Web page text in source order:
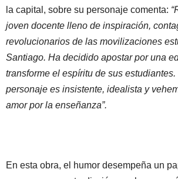
la capital, sobre su personaje comenta:
joven docente lleno de inspiración,
revolucionarios de las movilizaciones
Santiago. Ha decidido apostar por una
transforme el espíritu de sus
personaje es insistente, idealista y
amor por la enseñanza”.
En esta obra, el humor desempeña un